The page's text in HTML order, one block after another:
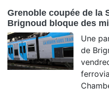
Grenoble coupée de la
Brignoud bloque des
Une
de